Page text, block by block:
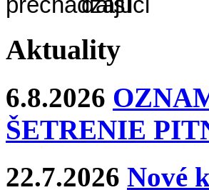
Aktuality
6.8.2026
ŠETRENIE
22.7.2026 Nové